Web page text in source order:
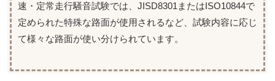
速・定常走行騒音試験では、JISD8301またはISO10844で
定められた特殊な路面が使用されるなど、試験内容に応じ
て様々な路面が使い分けられています。